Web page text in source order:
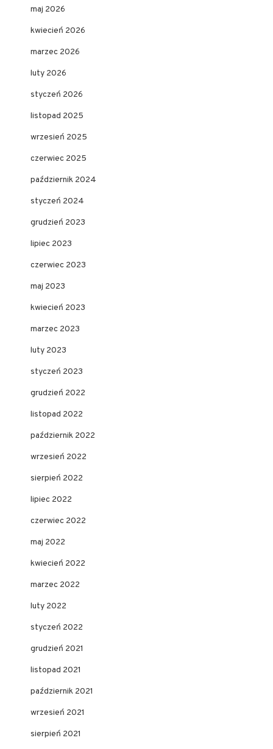
maj 2026
kwiecień 2026
marzec 2026
luty 2026
styczeń 2026
listopad 2025
wrzesień 2025
czerwiec 2025
październik 2024
styczeń 2024
grudzień 2023
lipiec 2023
czerwiec 2023
maj 2023
kwiecień 2023
marzec 2023
luty 2023
styczeń 2023
grudzień 2022
listopad 2022
październik 2022
wrzesień 2022
sierpień 2022
lipiec 2022
czerwiec 2022
maj 2022
kwiecień 2022
marzec 2022
luty 2022
styczeń 2022
grudzień 2021
listopad 2021
październik 2021
wrzesień 2021
sierpień 2021